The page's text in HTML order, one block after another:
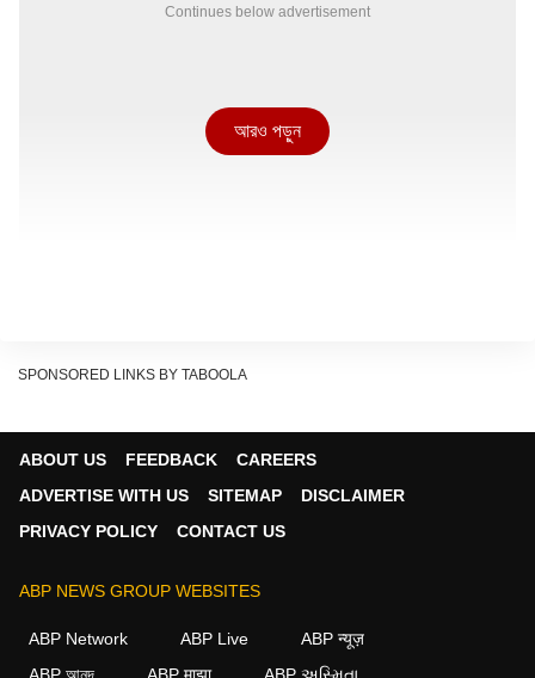
Continues below advertisement
আগেই কি তিনি মুম্বই ইন্ডিয়ান্সের সঙ্গে বিচ্ছেদের পথে হাঁটছেন!
জল্পনা তীব্র আকার ধারণ করে হার্দিক আচমকা ইনস্টাগ্রামে মুম্বই ইন্ডিয়ান্সকে
আনফলো করে দেওয়ায় । সমর্থকেরা আচমকাই আবিষ্কার করেন যে,
আরও পড়ুন
SPONSORED LINKS BY TABOOLA
ABOUT US FEEDBACK
CAREERS
ADVERTISE WITH US
SITEMAP
DISCLAIMER
PRIVACY POLICY
CONTACT US
ABP NEWS GROUP WEBSITES
ABP Network ABP Live
ABP न्यूज़